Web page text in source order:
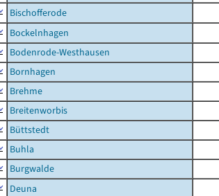
Bischofferode
Bockelnhagen
Bodenrode-Westhausen
Bornhagen
Brehme
Breitenworbis
Büttstedt
Buhla
Burgwalde
Deuna